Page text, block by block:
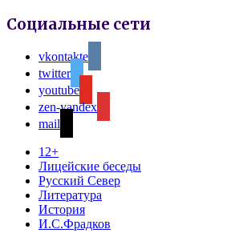
Социальные сети
vkontakte
twitter
youtube
zen-yandex
mail
12+
Лицейские беседы
Русский Север
Литература
История
И.С.Фрадков